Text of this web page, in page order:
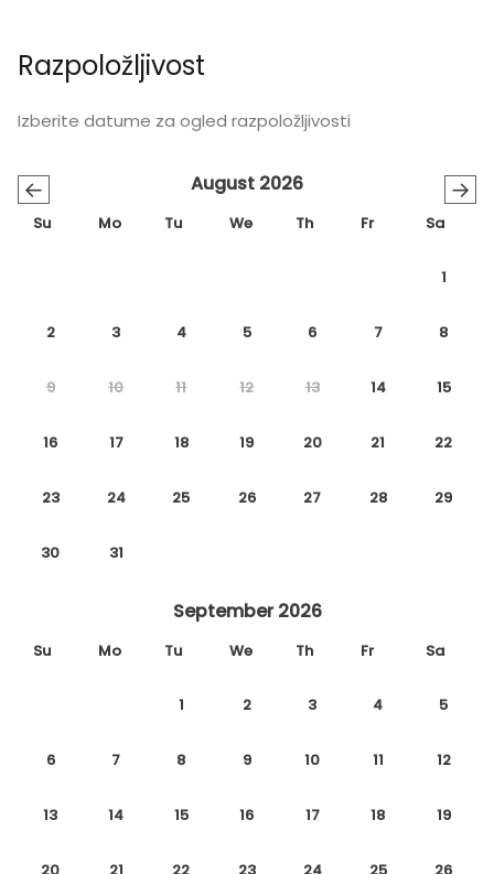
Razpoložljivost
Izberite datume za ogled razpoložljivosti
← →
August 2026
Su Mo Tu We Th Fr Sa
1
2 3 4 5 6 7 8
9 10 11 12 13 14 15
16 17 18 19 20 21 22
23 24 25 26 27 28 29
30 31
September 2026
Su Mo Tu We Th Fr Sa
1 2 3 4 5
6 7 8 9 10 11 12
13 14 15 16 17 18 19